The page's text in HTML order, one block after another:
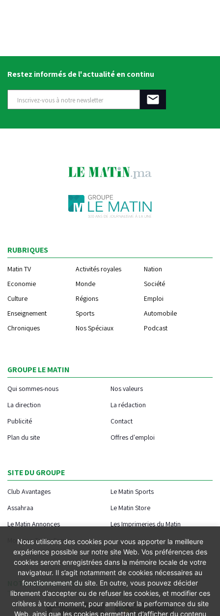
Restez informés de l'actualité en continu
RUBRIQUES
Matin TV Activités royales
Nation
Economie
Monde
Société
Culture
Régions
Emploi
Enseignement
Sports
Automobile
Chroniques
Nos Spéciaux Podcast
GROUPE LE MATIN
Qui sommes-nous
Nos valeurs
La direction
La rédaction
Publicité
Contact
Plan du site
Offres d'emploi
SITE DU GROUPE
Club Avantages
Le Matin Sports
Assahraa
Le Matin Store
Le Matin Annonces
Les Imprimeries du Matin
Morocco Today Forum
NOTRE APPLICATION
Nous utilisons des cookies pour vous apporter la meilleure
expérience possible sur notre site Web. Vos préférences des
cookies seront enregistrées dans la mémoire locale de votre
navigateur. Il s’agit notamment de cookies nécessaires au
fonctionnement du site. En outre, vous pouvez décider
librement d’accepter ou de refuser les cookies, et modifier ces
critères à tout moment, pour améliorer la performance du site
Web, ainsi que les cookies permettant d’afficher du contenu